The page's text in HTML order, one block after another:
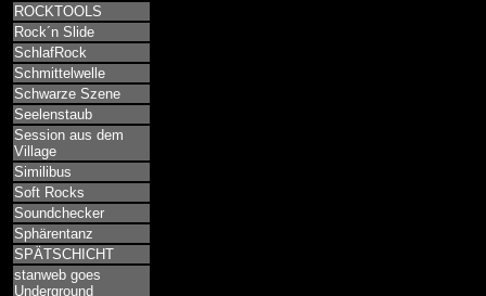
ROCKTOOLS
Rock´n Slide
SchlafRock
Schmittelwelle
Schwarze Szene
Seelenstaub
Session aus dem
Village
Similibus
Soft Rocks
Soundchecker
Sphärentanz
SPÄTSCHICHT
stanweb goes
Underground